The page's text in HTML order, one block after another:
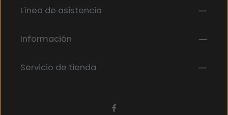
Al seleccionar continuar, confirmas que has leído
has aceptado nuestros
términos y condiciones generales
Los campos marcados con un asterisco (*) son
obligatorios.
Línea de asistencia
Información
Servicio de tienda